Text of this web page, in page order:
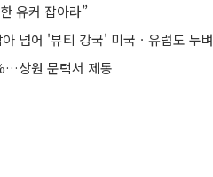
유커 잡아라”
넘어 '뷰티 강국' 미국ㆍ유럽도 누벼
상원 문턱서 제동